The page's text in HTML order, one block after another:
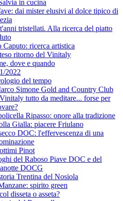
in cucina
dai mister elusivi al dolce tipico di
tristellati. Alla ricerca del piatto
Caputo: ricerca artistica
ritorno del Vinitaly
dove e quando
2022
del tempo
Simone Gold and Country Club
tutto da meditare... forse per
Ripasso: onore alla tradizione
Gialla: piacere Friulano
DOC: l'effervescenza di una
Pinot
del Raboso Piave DOC e del
DOCG
Trentina del Nosiola
spirito green
disseta o asseta?